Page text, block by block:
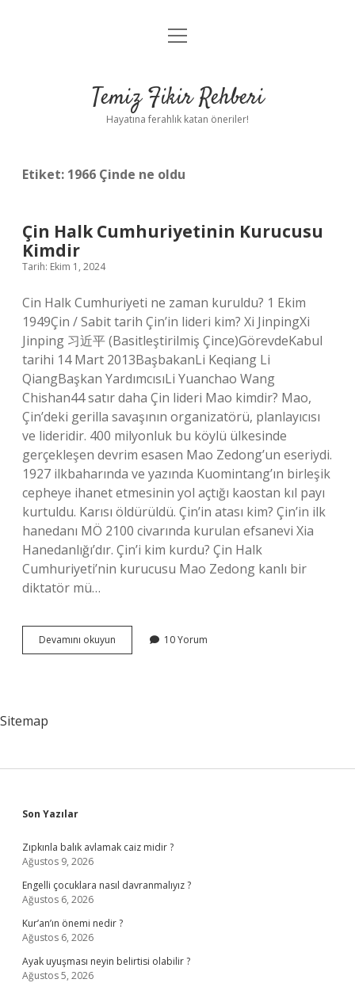
Anasayfa
Yasal Uyarı
menüyü
Temiz Fikir Rehberi
Hayatına ferahlık katan öneriler!
Etiket: 1966 Çinde ne oldu
Çin Halk Cumhuriyetinin Kurucusu
Kimdir
Tarih: Ekim 1, 2024
Cin Halk Cumhuriyeti ne zaman kuruldu? 1 Ekim
1949Çin / Sabit tarih Çin’in lideri kim? Xi JinpingXi
Jinping 习近平 (Basitleştirilmiş Çince)GörevdeKabul
tarihi 14 Mart 2013BaşbakanLi Keqiang Li
QiangBaşkan YardımcısıLi Yuanchao Wang
Chishan44 satır daha Çin lideri Mao kimdir? Mao,
Çin’deki gerilla savaşının organizatörü, planlayıcısı
ve lideridir. 400 milyonluk bu köylü ülkesinde
gerçekleşen devrim esasen Mao Zedong’un eseriydi.
1927 ilkbaharında ve yazında Kuomintang’ın birleşik
cepheye ihanet etmesinin yol açtığı kaostan kıl payı
kurtuldu. Karısı öldürüldü. Çin’in atası kim? Çin’in ilk
hanedanı MÖ 2100 civarında kurulan efsanevi Xia
Hanedanlığı’dır. Çin’i kim kurdu? Çin Halk
Cumhuriyeti’nin kurucusu Mao Zedong kanlı bir
diktatör mü…
Devamını okuyun
Halk
10 Yorum
Sitemap
Sidebar
Son Yazılar
Zıpkınla balık avlamak caiz midir ?
Ağustos 9, 2026
Engelli çocuklara nasıl davranmalıyız ?
Ağustos 6, 2026
Kur’an’ın önemi nedir ?
Ağustos 6, 2026
Ayak uyuşması neyin belirtisi olabilir ?
Ağustos 5, 2026